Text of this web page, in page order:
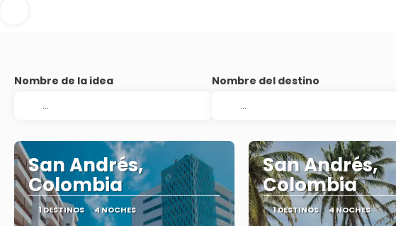
Nombre de la idea Nombre del destino
San Andrés,
Colombia
1 DESTINOS 4 NOCHES
San Andrés,
Colombia
1 DESTINOS 4 NOCHES